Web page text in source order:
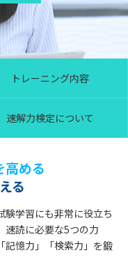
トレーニング内容
速解力検定について
高める
る
験学習にも非常に役立ち
速読に必要な5つの力
記憶力」「検索力」を鍛